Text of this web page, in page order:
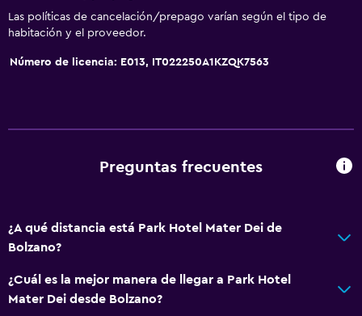
Las políticas de cancelación/prepago varían según el tipo de
habitación y el proveedor.
Número de licencia: E013, IT022250A1KZQK7563
Preguntas frecuentes
¿A qué distancia está Park Hotel Mater Dei de
Bolzano?
¿Cuál es la mejor manera de llegar a Park Hotel
Mater Dei desde Bolzano?